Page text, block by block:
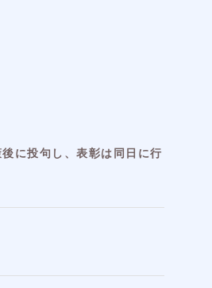
に投句し、表彰は同日に行